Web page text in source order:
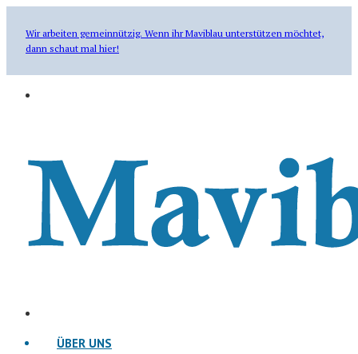
Wir arbeiten gemeinnützig. Wenn ihr Maviblau unterstützen möchtet,
dann schaut mal hier!
ÜBER UNS